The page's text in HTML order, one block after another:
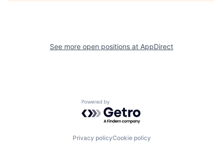
See more open positions at AppDirect
Powered by Getro.com
Privacy policyCookie policy